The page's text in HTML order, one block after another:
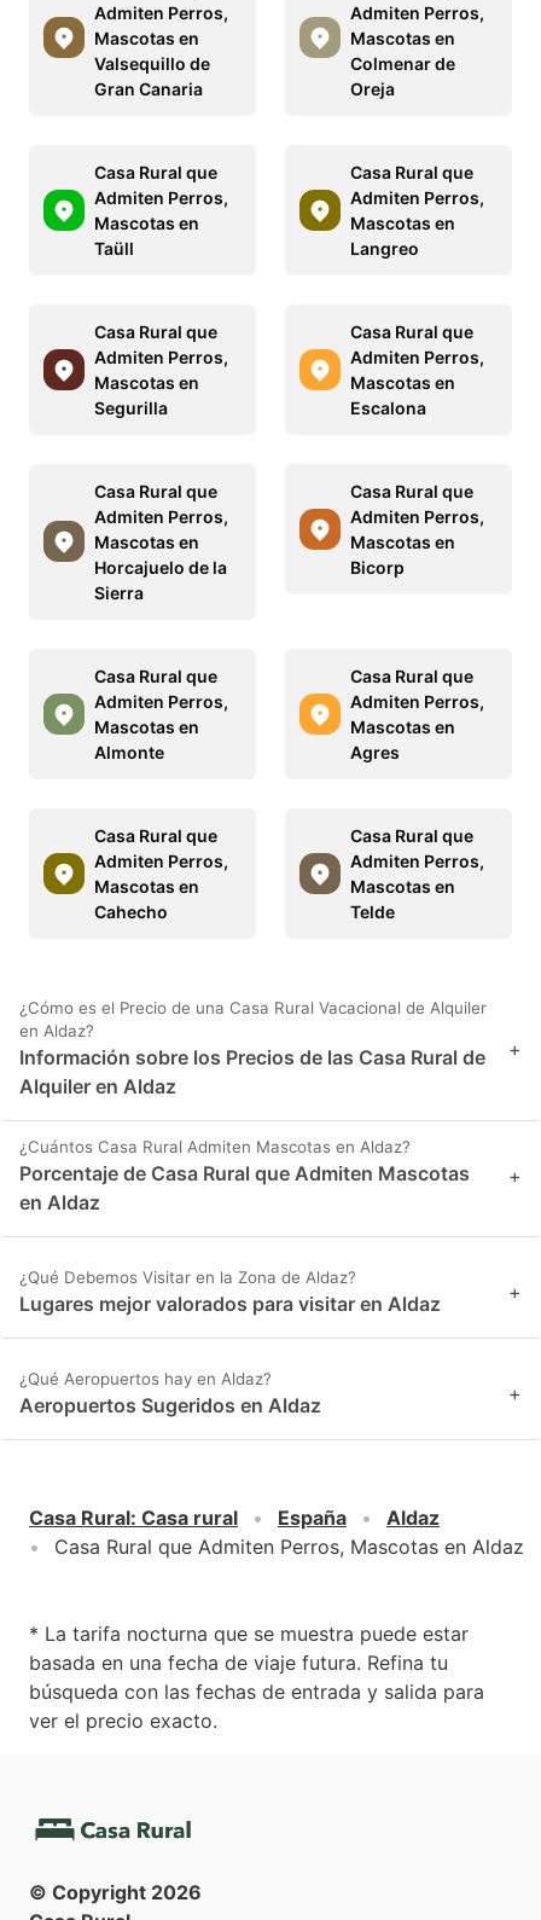
Admiten Perros,
Mascotas en
Valsequillo de
Gran Canaria
Admiten Perros,
Mascotas en
Colmenar de
Oreja
Casa Rural que
Admiten Perros,
Mascotas en
Taüll
Casa Rural que
Admiten Perros,
Mascotas en
Langreo
Casa Rural que
Admiten Perros,
Mascotas en
Segurilla
Casa Rural que
Admiten Perros,
Mascotas en
Escalona
Casa Rural que
Admiten Perros,
Mascotas en
Horcajuelo de la
Sierra
Casa Rural que
Admiten Perros,
Mascotas en
Bicorp
Casa Rural que
Admiten Perros,
Mascotas en
Almonte
Casa Rural que
Admiten Perros,
Mascotas en
Agres
Casa Rural que
Admiten Perros,
Mascotas en
Cahecho
Casa Rural que
Admiten Perros,
Mascotas en
Telde
¿Cómo es el Precio de una Casa Rural Vacacional de Alquiler
en Aldaz?
Información sobre los Precios de las Casa Rural de
Alquiler en Aldaz
+
¿Cuántos Casa Rural Admiten Mascotas en Aldaz?
Porcentaje de Casa Rural que Admiten Mascotas
en Aldaz
+
¿Qué Debemos Visitar en la Zona de Aldaz?
Lugares mejor valorados para visitar en Aldaz +
¿Qué Aeropuertos hay en Aldaz?
Aeropuertos Sugeridos en Aldaz +
Casa Rural: Casa rural España
Aldaz
Casa Rural que Admiten Perros, Mascotas en Aldaz
* La tarifa nocturna que se muestra puede estar
basada en una fecha de viaje futura. Refina tu
búsqueda con las fechas de entrada y salida para
ver el precio exacto.
© Copyright 2026